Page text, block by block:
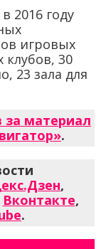
2016 году
игровых
30
23 зала для
за материал
.
,
Вконтакте,
.